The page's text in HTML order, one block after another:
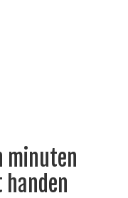
minuten